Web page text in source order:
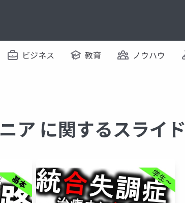
ビジネス 教育 ノウハウ
ア に関するスライド